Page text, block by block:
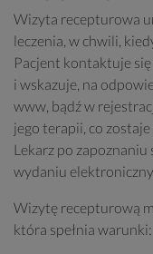
Wizyta recepturowa
leczenia, w chwili,
Pacjent kontaktuje
i wskazuje, na
www, bądź w
jego terapii, co
Lekarz po
wydaniu
Wizytę recepturową
która spełnia warunki: